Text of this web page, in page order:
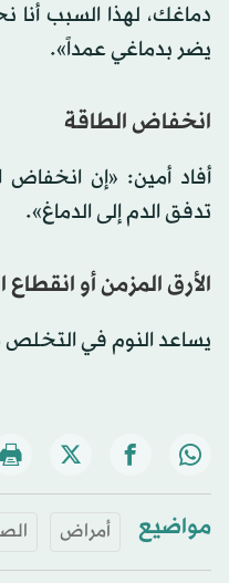
دماغك، لهذا السبب أنا
يضر بدماغي عمداً».
انخفاض الطاقة
أفاد أمين: «إن انخفاض
تدفق الدم إلى الدماغ».
الأرق المزمن أو انقطاع
يساعد النوم في التخلص
مواضيع أمراض